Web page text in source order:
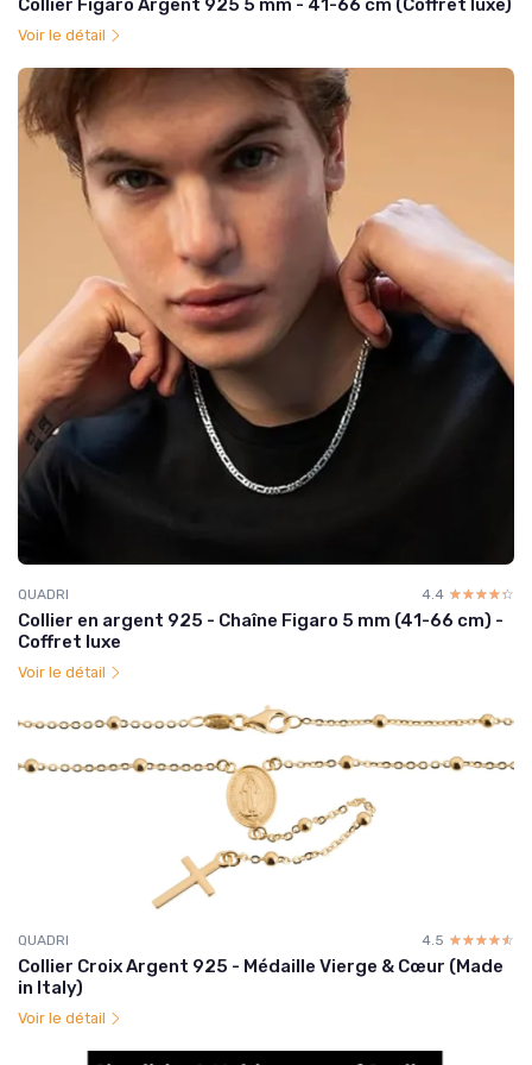
Collier Figaro Argent 925 5 mm - 41-66 cm (Coffret luxe)
Voir le détail
QUADRI 4.4 ☆☆☆☆☆
★★★★★
Collier en argent 925 - Chaîne Figaro 5 mm (41-66 cm) -
Coffret luxe
Voir le détail
QUADRI 4.5 ☆☆☆☆☆
★★★★★
Collier Croix Argent 925 - Médaille Vierge & Cœur (Made
in Italy)
Voir le détail